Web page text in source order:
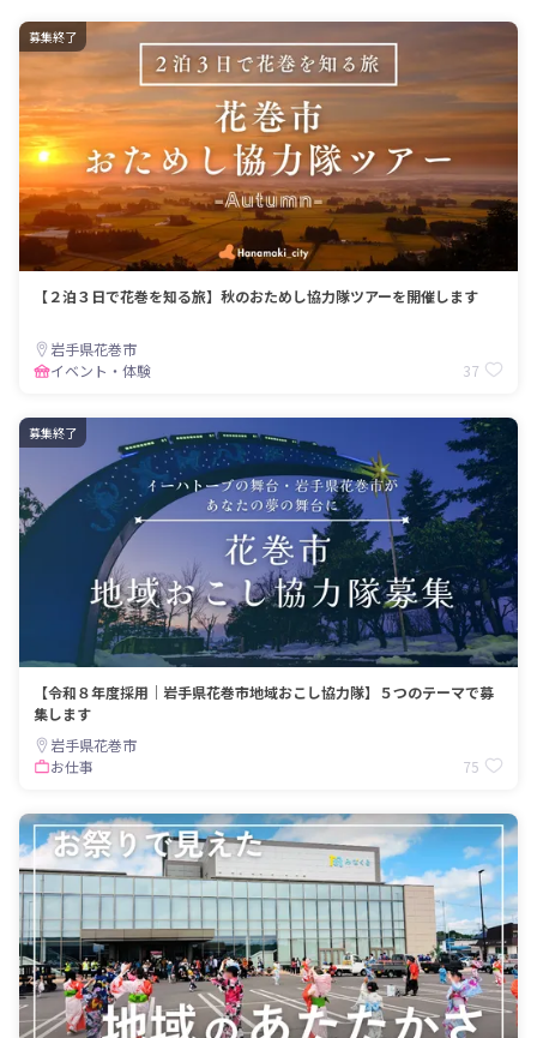
募集終了
【２泊３日で花巻を知る旅】秋のおためし協力隊ツアーを開催します
岩手県花巻市
イベント・体験
37
募集終了
【令和８年度採用｜岩手県花巻市地域おこし協力隊】５つのテーマで募
集します
岩手県花巻市
お仕事
75